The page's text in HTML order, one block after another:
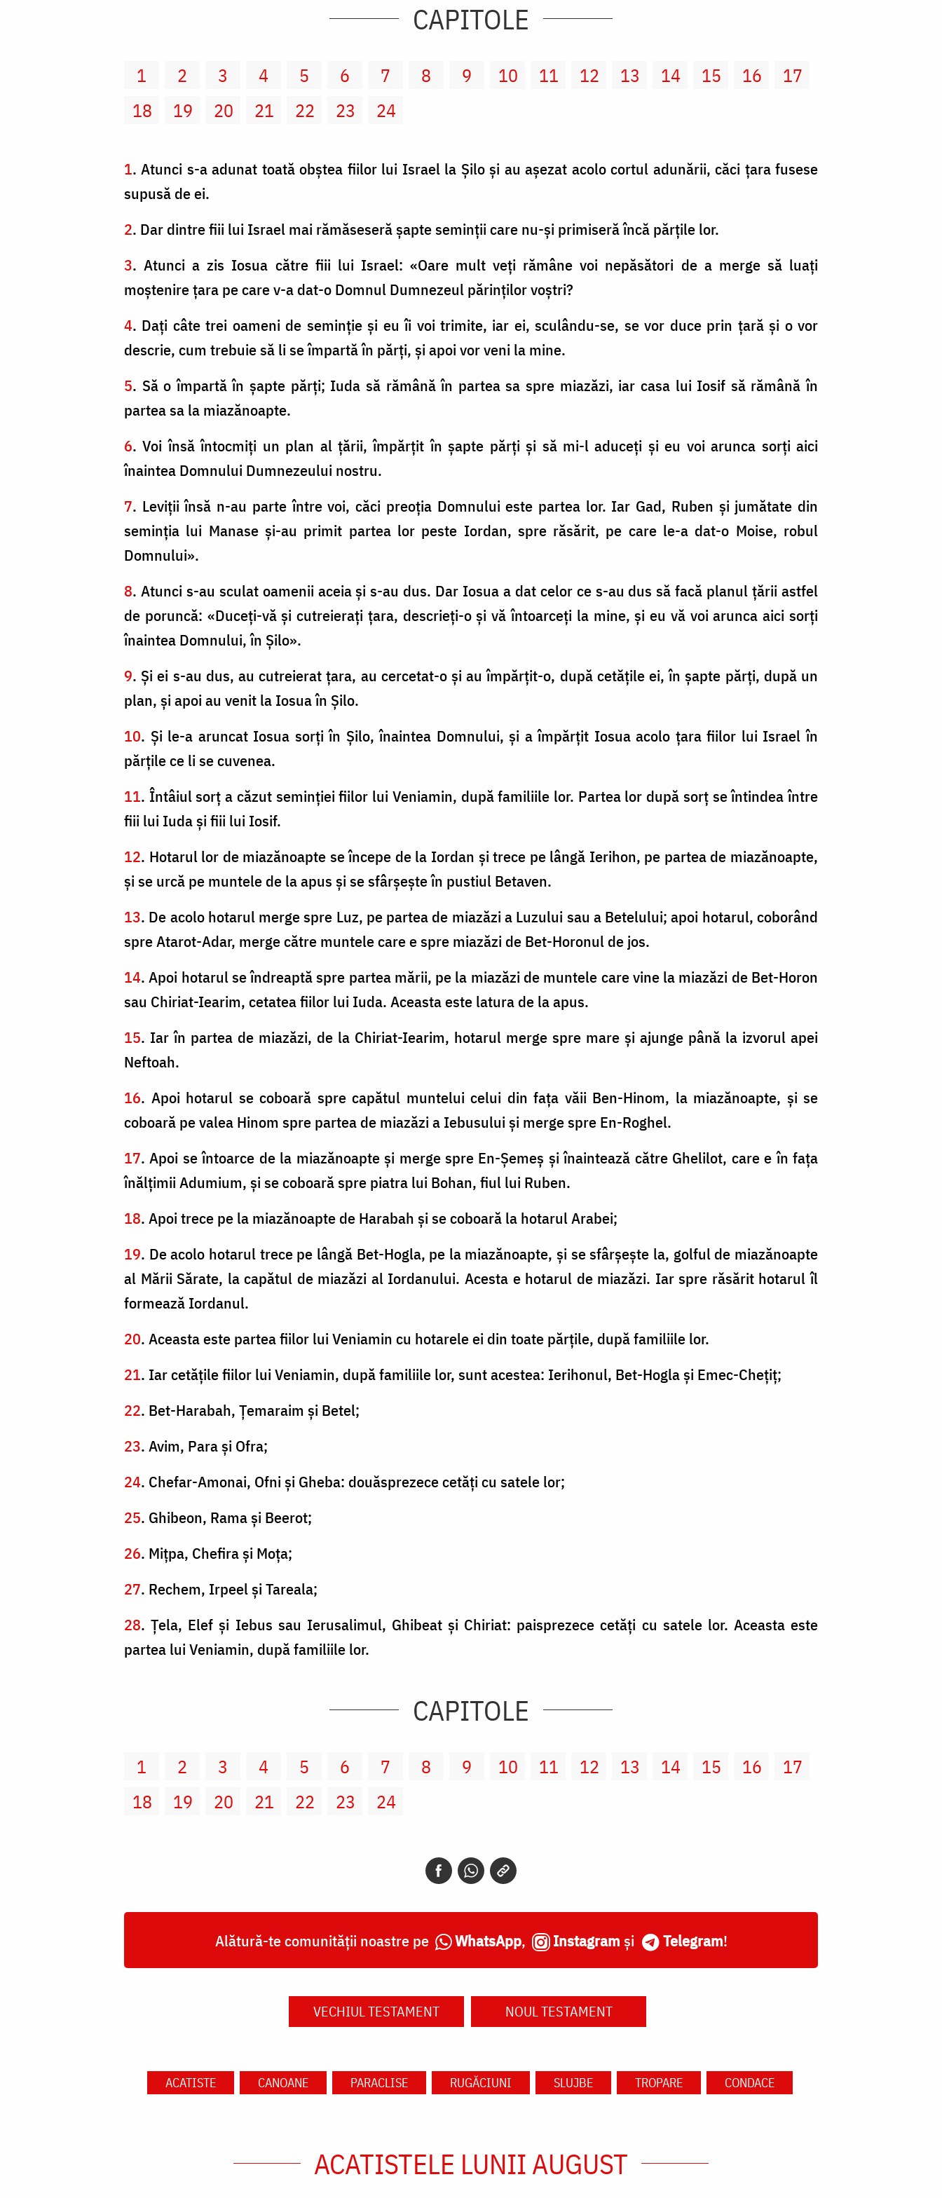
CAPITOLE
1 2 3 4 5 6 7 8 9 10 11 12 13 14 15 16
17
18
19 20 21 22 23 24
1. Atunci s-a adunat toată obştea fiilor lui Israel la Şilo şi au aşezat acolo cortul adunării, căci ţara fusese
supusă de ei.
2. Dar dintre fiii lui Israel mai rămăseseră şapte seminţii care nu-şi primiseră încă părţile lor.
3. Atunci a zis Iosua către fiii lui Israel: «Oare mult veţi rămâne voi nepăsători de a merge să luaţi
moştenire ţara pe care v-a dat-o Domnul Dumnezeul părinţilor voştri?
4. Daţi câte trei oameni de seminţie şi eu îi voi trimite, iar ei, sculându-se, se vor duce prin ţară şi o vor
descrie, cum trebuie să li se împartă în părţi, şi apoi vor veni la mine.
5. Să o împartă în şapte părţi; Iuda să rămână în partea sa spre miazăzi, iar casa lui Iosif să rămână în
partea sa la miazănoapte.
6. Voi însă întocmiţi un plan al ţării, împărţit în şapte părţi şi să mi-l aduceţi şi eu voi arunca sorţi aici
înaintea Domnului Dumnezeului nostru.
7. Leviţii însă n-au parte între voi, căci preoţia Domnului este partea lor. Iar Gad, Ruben şi jumătate din
seminţia lui Manase şi-au primit partea lor peste Iordan, spre răsărit, pe care le-a dat-o Moise, robul
Domnului».
8. Atunci s-au sculat oamenii aceia şi s-au dus. Dar Iosua a dat celor ce s-au dus să facă planul ţării astfel
de poruncă: «Duceţi-vă şi cutreieraţi ţara, descrieţi-o şi vă întoarceţi la mine, şi eu vă voi arunca aici sorţi
înaintea Domnului, în Şilo».
9. Şi ei s-au dus, au cutreierat ţara, au cercetat-o şi au împărţit-o, după cetăţile ei, în şapte părţi, după un
plan, şi apoi au venit la Iosua în Şilo.
10. Şi le-a aruncat Iosua sorţi în Şilo, înaintea Domnului, şi a împărţit Iosua acolo ţara fiilor lui Israel în
părţile ce li se cuvenea.
11. Întâiul sorţ a căzut seminţiei fiilor lui Veniamin, după familiile lor. Partea lor după sorţ se întindea între
fiii lui Iuda şi fiii lui Iosif.
12. Hotarul lor de miazănoapte se începe de la Iordan şi trece pe lângă Ierihon, pe partea de miazănoapte,
şi se urcă pe muntele de la apus şi se sfârşeşte în pustiul Betaven.
13. De acolo hotarul merge spre Luz, pe partea de miazăzi a Luzului sau a Betelului; apoi hotarul, coborând
spre Atarot-Adar, merge către muntele care e spre miazăzi de Bet-Horonul de jos.
14. Apoi hotarul se îndreaptă spre partea mării, pe la miazăzi de muntele care vine la miazăzi de Bet-Horon
sau Chiriat-Iearim, cetatea fiilor lui Iuda. Aceasta este latura de la apus.
15. Iar în partea de miazăzi, de la Chiriat-Iearim, hotarul merge spre mare şi ajunge până la izvorul apei
Neftoah.
16. Apoi hotarul se coboară spre capătul muntelui celui din fața văii Ben-Hinom, la miazănoapte, şi se
coboară pe valea Hinom spre partea de miazăzi a Iebusului şi merge spre En-Roghel.
17. Apoi se întoarce de la miazănoapte şi merge spre En-Şemeş şi înaintează către Ghelilot, care e în faţa
înălţimii Adumium, şi se coboară spre piatra lui Bohan, fiul lui Ruben.
18. Apoi trece pe la miazănoapte de Harabah şi se coboară la hotarul Arabei;
19. De acolo hotarul trece pe lângă Bet-Hogla, pe la miazănoapte, şi se sfârşeşte la, golful de miazănoapte
al Mării Sărate, la capătul de miazăzi al Iordanului. Acesta e hotarul de miazăzi. Iar spre răsărit hotarul îl
formează Iordanul.
20. Aceasta este partea fiilor lui Veniamin cu hotarele ei din toate părţile, după familiile lor.
21. Iar cetăţile fiilor lui Veniamin, după familiile lor, sunt acestea: Ierihonul, Bet-Hogla şi Emec-Cheţiţ;
22. Bet-Harabah, Ţemaraim şi Betel;
23. Avim, Para şi Ofra;
24. Chefar-Amonai, Ofni şi Gheba: douăsprezece cetăţi cu satele lor;
25. Ghibeon, Rama şi Beerot;
26. Miţpa, Chefira şi Moţa;
27. Rechem, Irpeel şi Tareala;
28. Ţela, Elef şi Iebus sau Ierusalimul, Ghibeat şi Chiriat: paisprezece cetăţi cu satele lor. Aceasta este
partea lui Veniamin, după familiile lor.
CAPITOLE
1 2 3 4 5 6 7 8 9 10 11 12 13 14 15 16
17
18
19 20 21 22 23 24
Alătură-te comunității noastre pe WhatsApp, Instagram și Telegram!
VECHIUL TESTAMENT NOUL TESTAMENT
ACATISTE CANOANE PARACLISE RUGĂCIUNI SLUJBE TROPARE CONDACE
ACATISTELE LUNII AUGUST